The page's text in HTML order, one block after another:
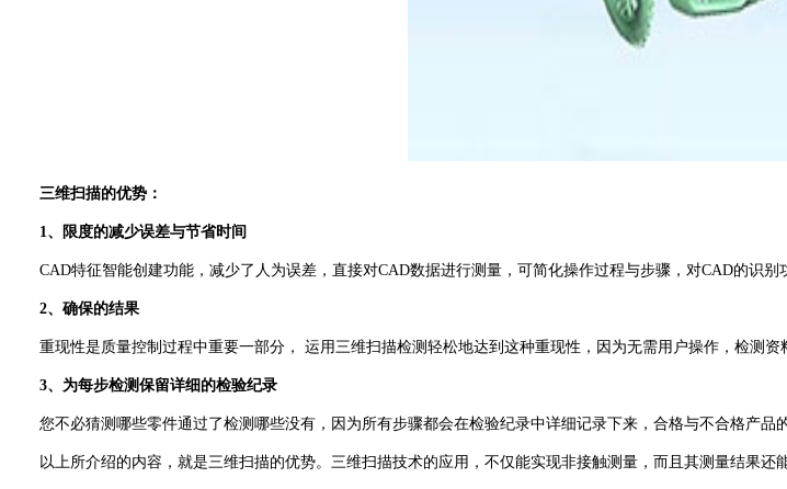
三维扫描的优势：
1、限度的减少误差与节省时间
CAD特征智能创建功能，减少了人为误差，直接对CAD数据进行测量，可简化操作过程与步骤，对CAD的识别
2、确保的结果
重现性是质量控制过程中重要一部分， 运用三维扫描检测轻松地达到这种重现性，因为无需用户操作，检测资
3、为每步检测保留详细的检验纪录
您不必猜测哪些零件通过了检测哪些没有，因为所有步骤都会在检验纪录中详细记录下来，合格与不合格产品
以上所介绍的内容，就是三维扫描的优势。三维扫描技术的应用，不仅能实现非接触测量，而且其测量结果还